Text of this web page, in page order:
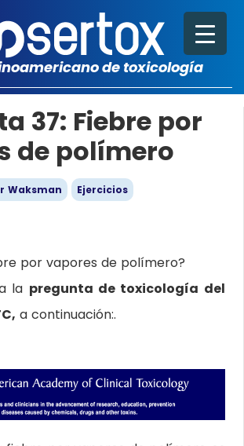
de toxicología
37: Fiebre por
de polímero
Waksman Ejercicios
por vapores de polímero?
la pregunta de toxicología del
a continuación:.